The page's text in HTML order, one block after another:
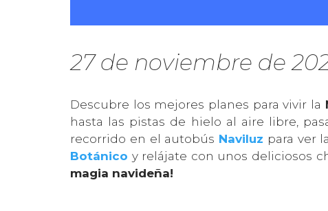
27 de noviembre de
Descubre los mejores planes para vivir la
hasta las pistas de hielo al aire libre,
recorrido en el autobús Naviluz para ver
Botánico y relájate con unos deliciosos
magia navideña!